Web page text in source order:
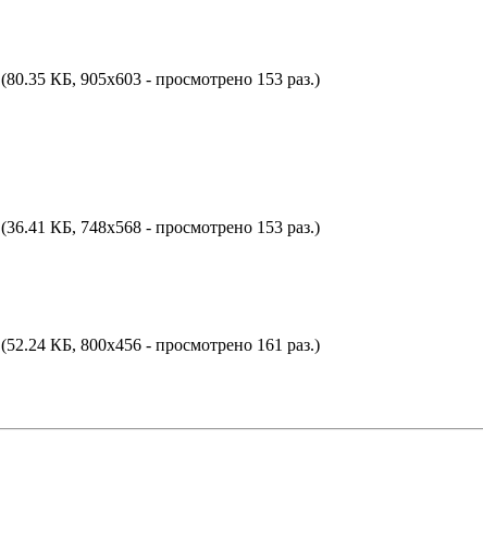
(80.35 КБ, 905x603 - просмотрено 153 раз.)
(36.41 КБ, 748x568 - просмотрено 153 раз.)
(52.24 КБ, 800x456 - просмотрено 161 раз.)